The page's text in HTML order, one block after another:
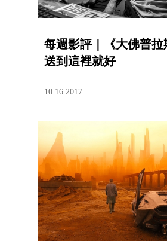
每週影評｜《大佛普拉
送到這裡就好
10.16.2017